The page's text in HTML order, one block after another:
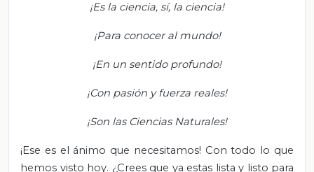
¡Es la ciencia, sí, la ciencia!
¡Para conocer al mundo!
¡En un sentido profundo!
¡Con pasión y fuerza reales!
¡Son las Ciencias Naturales!
¡Ese es el ánimo que necesitamos! Con todo lo que
hemos visto hoy. ¿Crees que ya estas lista y listo para